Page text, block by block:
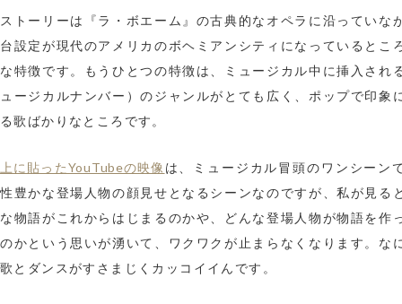
ストーリーは『ラ・ボエーム』の古典的なオペラに沿っていな
台設定が現代のアメリカのボヘミアンシティになっているとこ
な特徴です。もうひとつの特徴は、ミュージカル中に挿入され
ュージカルナンバー）のジャンルがとても広く、ポップで印象
る歌ばかりなところです。
上に貼ったYouTubeの映像 は、ミュージカル冒頭のワンシーン
性豊かな登場人物の顔見せとなるシーンなのですが、私が見る
な物語がこれからはじまるのかや、どんな登場人物が物語を作
のかという思いが湧いて、ワクワクが止まらなくなります。な
歌とダンスがすさまじくカッコイイんです。